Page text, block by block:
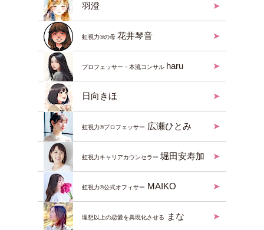
羽澄
虹視力®︎の母 花井琴音
プロフェッサー・本流コンサル haru
日向きほ
虹視力®︎プロフェッサー 広瀬ひとみ
虹視力キャリアカウンセラー 堀田安寿加
虹視力®︎公式オフィサー MAIKO
理想以上の恋愛を具現化させる まな